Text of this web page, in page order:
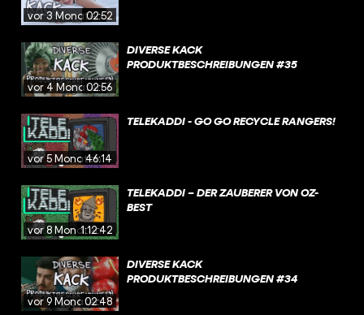
vor 3 Monaten
02:52
vor 4 Monaten
02:56
DIVERSE KACK
PRODUKTBESCHREIBUNGEN #35
vor 5 Monaten
46:14
TELEKADDI - GO GO RECYCLE RANGERS!
vor 8 Monaten
1:12:42
TELEKADDI – DER ZAUBERER VON OZ-
BEST
vor 9 Monaten
02:48
DIVERSE KACK
PRODUKTBESCHREIBUNGEN #34